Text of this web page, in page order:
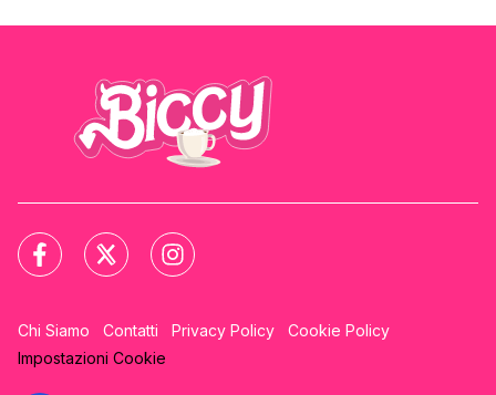
Chi Siamo Contatti Privacy Policy
Cookie Policy
Impostazioni Cookie